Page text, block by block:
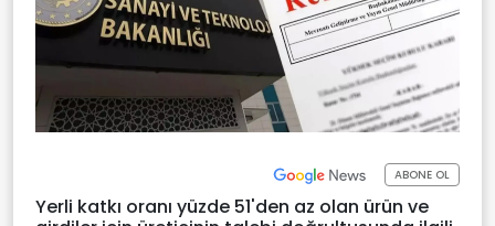
ABONE OL
Yerli katkı oranı yüzde 51'den az olan ürün ve